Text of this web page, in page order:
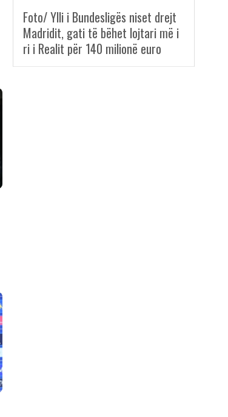
Foto/ Ylli i Bundesligës niset drejt
Madridit, gati të bëhet lojtari më i
ri i Realit për 140 milionë euro